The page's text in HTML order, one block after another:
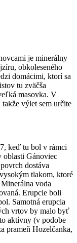
je minerálny
obkoleseného
domácimi, ktorí sa
tu zväčša
masovka. V
výlet sem určite
keď tu bol v rámci
oblasti Gánoviec
dostáva
tlakom, ktoré
voda
Erupcie boli
Samotná erupcia
vrtov by malo byť
aktívny (v podobe
prameň Hozelčanka,